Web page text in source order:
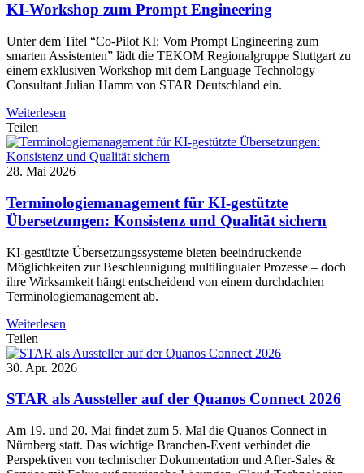
KI-Workshop zum Prompt Engineering
Unter dem Titel “Co-Pilot KI: Vom Prompt Engineering zum
smarten Assistenten” lädt die TEKOM Regionalgruppe Stuttgart zu
einem exklusiven Workshop mit dem Language Technology
Consultant Julian Hamm von STAR Deutschland ein.
Weiterlesen
Teilen
28. Mai 2026
Terminologiemanagement für KI-gestützte
Übersetzungen: Konsistenz und Qualität sichern
KI-gestützte Übersetzungssysteme bieten beeindruckende
Möglichkeiten zur Beschleunigung multilingualer Prozesse – doch
ihre Wirksamkeit hängt entscheidend von einem durchdachten
Terminologiemanagement ab.
Weiterlesen
Teilen
30. Apr. 2026
STAR als Aussteller auf der Quanos Connect 2026
Am 19. und 20. Mai findet zum 5. Mal die Quanos Connect in
Nürnberg statt. Das wichtige Branchen-Event verbindet die
Perspektiven von technischer Dokumentation und After-Sales &